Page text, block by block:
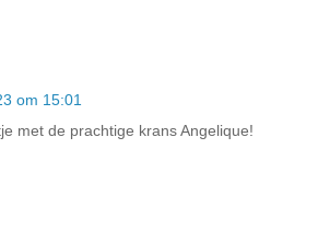
om 15:01
met de prachtige krans Angelique!